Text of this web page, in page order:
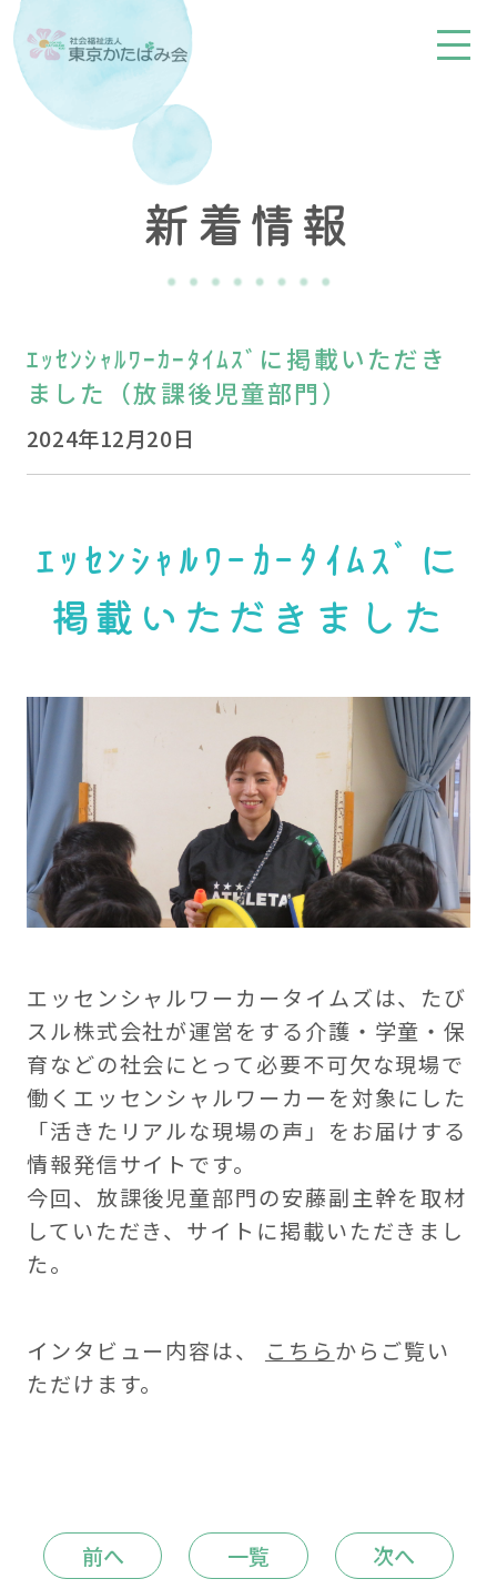
新着情報
ｴｯｾﾝｼｬﾙﾜｰｶｰﾀｲﾑｽﾞに掲載いただき
ました（放課後児童部門）
2024年12月20日
ｴｯｾﾝｼｬﾙﾜｰｶｰﾀｲﾑｽﾞに
掲載いただきました
エッセンシャルワーカータイムズは、たび
スル株式会社が運営をする介護・学童・保
育などの社会にとって必要不可欠な現場で
働くエッセンシャルワーカーを対象にした
「活きたリアルな現場の声」をお届けする
情報発信サイトです。
今回、放課後児童部門の安藤副主幹を取材
していただき、サイトに掲載いただきまし
た。
インタビュー内容は、 こちら からご覧い
ただけます。
前へ 一覧 次へ